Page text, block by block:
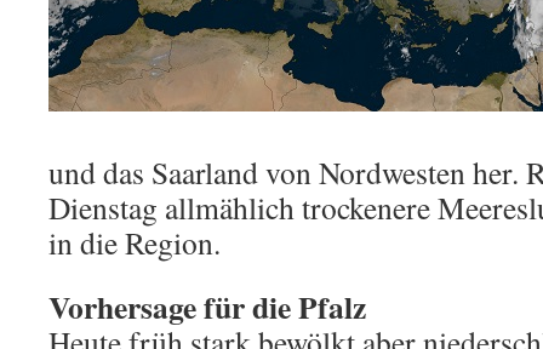
und das Saarland von Nordwesten her.
Dienstag allmählich trockenere
in die Region.
Vorhersage für die Pfalz